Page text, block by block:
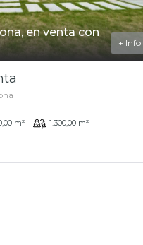
en venta con
+ Info
m²
1.300,00 m²